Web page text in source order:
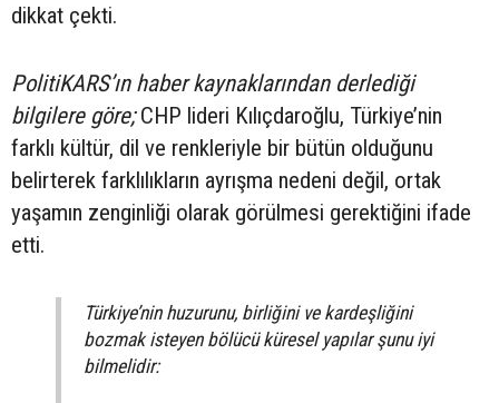
dikkat çekti.
PolitiKARS’ın haber kaynaklarından derlediği
bilgilere göre;CHP lideri Kılıçdaroğlu, Türkiye’nin
farklı kültür, dil ve renkleriyle bir bütün olduğunu
belirterek farklılıkların ayrışma nedeni değil, ortak
yaşamın zenginliği olarak görülmesi gerektiğini ifade
etti.
Türkiye’nin huzurunu, birliğini ve kardeşliğini
bozmak isteyen bölücü küresel yapılar şunu iyi
bilmelidir: